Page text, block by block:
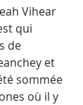
Vihear
qui
de
et
sommée
où il y